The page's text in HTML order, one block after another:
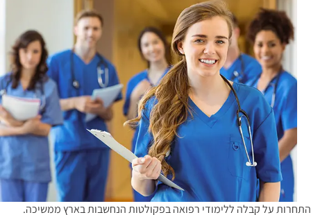
התחרות על קבלה ללימודי רפואה בפקולטות הנחשבות בארץ ממשיכה.